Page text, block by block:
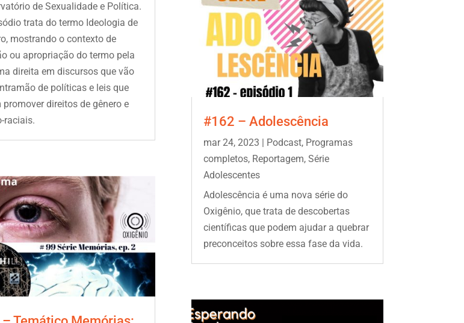
de Sexualidade e Política.
trata do termo Ideologia de
mostrando o contexto de
ou apropriação do termo pela
direita em discursos que vão
de políticas e leis que
promover direitos de gênero e
raciais.
#162 – Adolescência
mar 24, 2023 | Podcast, Programas
completos, Reportagem, Série
Adolescentes
Adolescência é uma nova série do
Oxigênio, que trata de descobertas
científicas que podem ajudar a quebrar
preconceitos sobre essa fase da vida.